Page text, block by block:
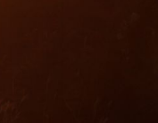
propone di
del Cliente